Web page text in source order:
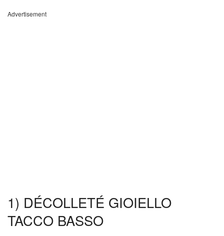
Advertisement
1) DÉCOLLETÉ GIOIELLO
TACCO BASSO